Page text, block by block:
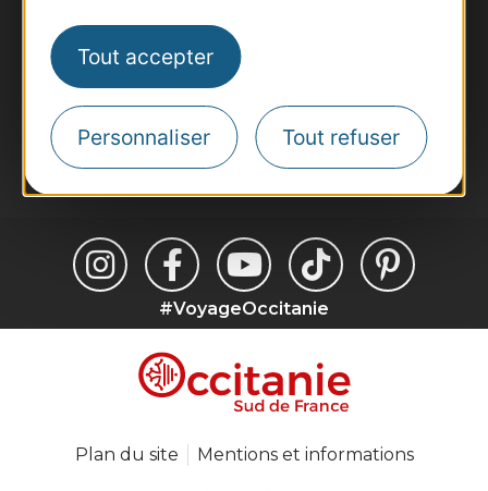
Tout accepter
Personnaliser Tout refuser
Destination Sport
Inscrivez-vous à la lettre d'information
Destination Occitanie pour recevoir des
suggestions de séjours, de visites et de sorties.
Je m'abonne
#VoyageOccitanie
Plan du site Mentions et informations